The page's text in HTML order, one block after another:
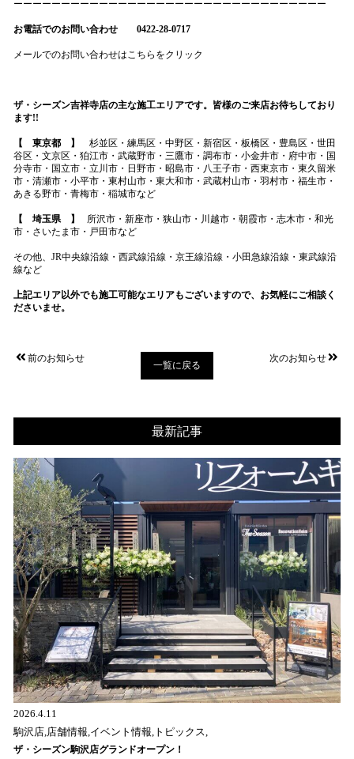
ーーーーーーーーーーーーーーーーーーーーーーーーーーーーーーーーー
お電話でのお問い合わせ 0422-28-0717
メールでのお問い合わせはこちらをクリック
ザ・シーズン吉祥寺店の主な施工エリアです。皆様のご来店お待ちしており
ます!!
【 東京都 】
杉並区・練馬区・中野区・新宿区・板橋区・豊島区・世田
谷区・文京区・狛江市・武蔵野市・三鷹市・調布市・小金井市・府中市・国
分寺市・国立市・立川市・日野市・昭島市・八王子市・西東京市・東久留米
市・清瀬市・小平市・東村山市・東大和市・武蔵村山市・羽村市・福生市・
あきる野市・青梅市・稲城市など
【 埼玉県 】
所沢市・新座市・狭山市・川越市・朝霞市・志木市・和光
市・さいたま市・戸田市など
その他、JR中央線沿線・西武線沿線・京王線沿線・小田急線沿線・東武線沿
線など
上記エリア以外でも施工可能なエリアもございますので、お気軽にご相談く
ださいませ。
前のお知らせ
一覧に戻る
次のお知らせ
最新記事
2026.4.11
駒沢店,店舗情報,イベント情報,トピックス,
ザ・シーズン駒沢店グランドオープン！